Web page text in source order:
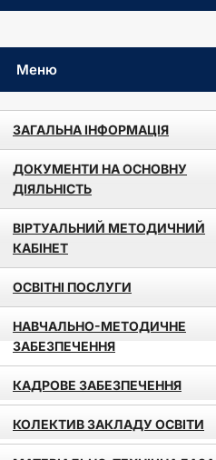
Меню
ЗАГАЛЬНА ІНФОРМАЦІЯ
ДОКУМЕНТИ НА ОСНОВНУ
ДІЯЛЬНІСТЬ
ВІРТУАЛЬНИЙ МЕТОДИЧНИЙ
КАБІНЕТ
ОСВІТНІ ПОСЛУГИ
НАВЧАЛЬНО-МЕТОДИЧНЕ
ЗАБЕЗПЕЧЕННЯ
КАДРОВЕ ЗАБЕЗПЕЧЕННЯ
КОЛЕКТИВ ЗАКЛАДУ ОСВІТИ